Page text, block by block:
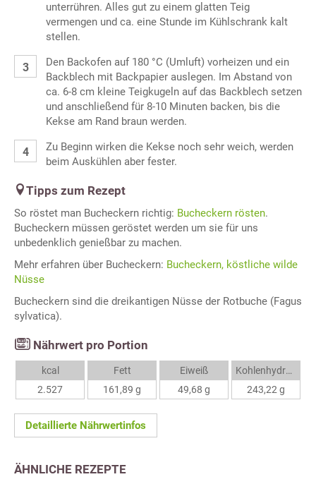
unterrühren. Alles gut zu einem glatten Teig
vermengen und ca. eine Stunde im Kühlschrank kalt
stellen.
Den Backofen auf 180 °C (Umluft) vorheizen und ein
Backblech mit Backpapier auslegen. Im Abstand von
ca. 6-8 cm kleine Teigkugeln auf das Backblech setzen
und anschließend für 8-10 Minuten backen, bis die
Kekse am Rand braun werden.
Zu Beginn wirken die Kekse noch sehr weich, werden
beim Auskühlen aber fester.
Tipps zum Rezept
So röstet man Bucheckern richtig: Bucheckern rösten.
Bucheckern müssen geröstet werden um sie für uns
unbedenklich genießbar zu machen.
Mehr erfahren über Bucheckern: Bucheckern, köstliche wilde
Nüsse
Bucheckern sind die dreikantigen Nüsse der Rotbuche (Fagus
sylvatica).
Nährwert pro Portion
kcal
2.527
Fett
161,89 g
Eiweiß
49,68 g
Kohlenhydrate
243,22 g
Detaillierte Nährwertinfos
ÄHNLICHE REZEPTE